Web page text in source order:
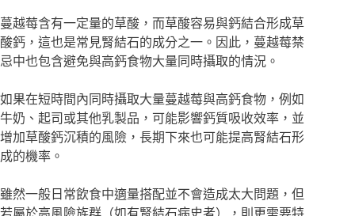
蔓越莓含有一定量的草酸，而草酸容易與鈣結合形成草
酸鈣，這也是常見腎結石的成分之一。因此，蔓越莓禁
忌中也包含避免與高鈣食物大量同時攝取的情況。
如果在短時間內同時攝取大量蔓越莓與高鈣食物，例如
牛奶、起司或其他乳製品，可能影響鈣質吸收效率，並
增加草酸鈣沉積的風險，長期下來也可能提高腎結石形
成的機率。
雖然一般日常飲食中適量搭配並不會造成太大問題，但